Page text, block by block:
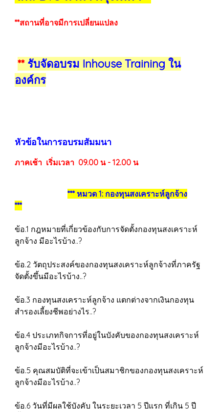
**สถานที่อาจมีการเปลี่ยนแปลง
**รับจัดอบรม Inhouse Training ใน
องค์กร
หัวข้อในการอบรมสัมมนา
ภาคเช้า เริ่มเวลา 09.00 น - 12.00 น
*** หมวด 1: กองทุนสงเคราะห์ลูกจ้าง
***
ข้อ.1 กฎหมายที่เกี่ยวข้องกับการจัดตั้งกองทุนสงเคราะห์
ลูกจ้าง มีอะไรบ้าง..?
ข้อ.2 วัตถุประสงค์ของกองทุนสงเคราะห์ลูกจ้างที่ภาครัฐ
จัดตั้งขึ้นมีอะไรบ้าง..?
ข้อ.3 กองทุนสงเคราะห์ลูกจ้าง แตกต่างจากเงินกองทุน
สำรองเลี้ยงชีพอย่างไร..?
ข้อ.4 ประเภทกิจการที่อยู่ในบังคับของกองทุนสงเคราะห์
ลูกจ้างมีอะไรบ้าง..?
ข้อ.5 คุณสมบัติที่จะเข้าเป็นสมาชิกของกองทุนสงเคราะห์
ลูกจ้างมีอะไรบ้าง..?
ข้อ.6 วันที่มีผลใช้บังคับ ในระยะเวลา 5 ปีแรก ที่เกิน 5 ปี